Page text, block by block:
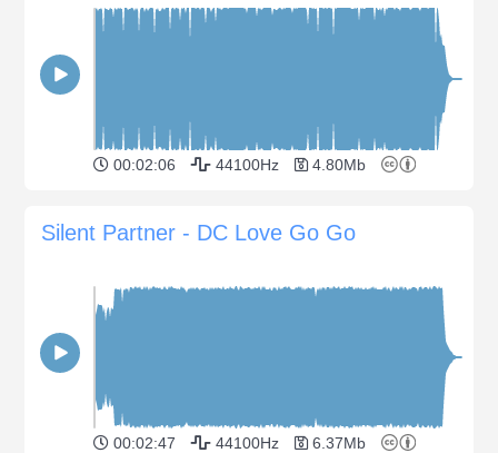
00:02:06 44100Hz 4.80Mb
Silent Partner - DC Love Go Go
00:02:47 44100Hz 6.37Mb